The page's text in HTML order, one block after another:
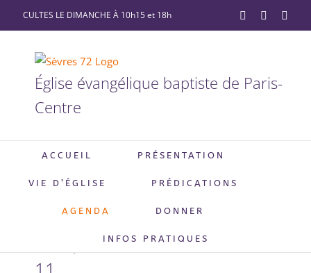
Passer
au
CULTES LE DIMANCHE À 10h15 et 18h YouTubeFacebook
Église évangélique baptiste de Paris-
Centre
ACCUEIL PRÉSENTATION
VIE D’ÉGLISE PRÉDICATIONS
AGENDA DONNER
INFOS PRATIQUES
La crise
du
conjoint